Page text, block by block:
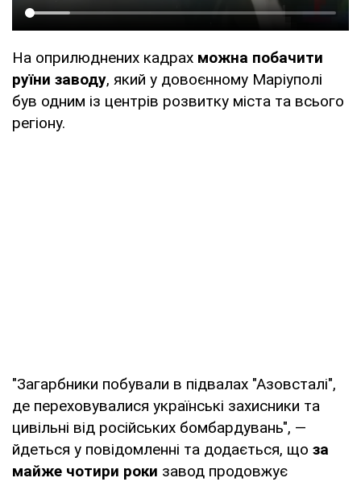
На оприлюднених кадрах можна побачити
руїни заводу, який у довоєнному Маріуполі
був одним із центрів розвитку міста та всього
регіону.
"Загарбники побували в підвалах "Азовсталі",
де переховувалися українські захисники та
цивільні від російських бомбардувань", —
йдеться у повідомленні та додається, що за
майже чотири роки завод продовжує